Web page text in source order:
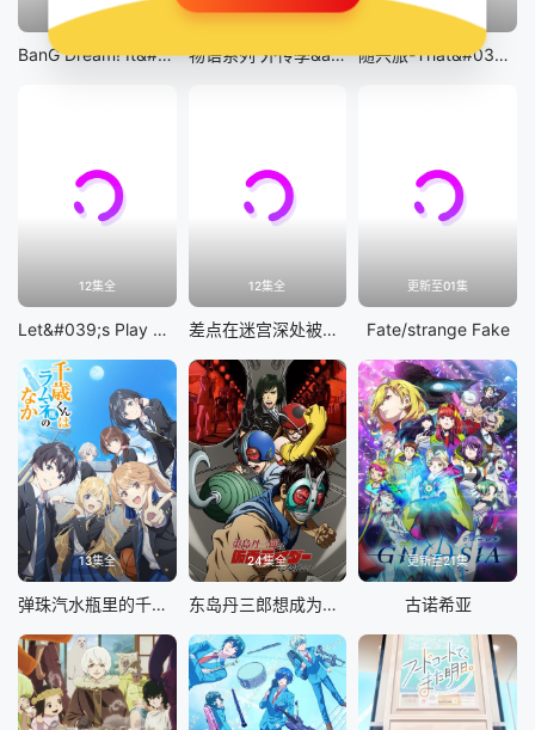
13集全
BanG Dream! It&#039;s MyGO!!!!!
14集全
物语系列 外传季&amp;怪物季
12集全
随兴旅-That&#039;s Journey-
12集全
Let&#039;s Play 充满挑战的人生
12集全
差点在迷宫深处被信任的伙伴杀掉，但靠着天赐技能「无限扭蛋」获得等级9999的伙伴，我要向前队友和世界展开复仇&amp;「给他们好看！」
更新至01集
Fate/strange Fake
13集全
弹珠汽水瓶里的千岁同学
24集全
东岛丹三郎想成为假面骑士
更新至21集
古诺希亚